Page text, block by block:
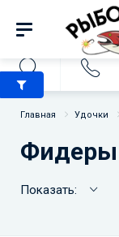
Главная Удочки
Фидеры
Показать: